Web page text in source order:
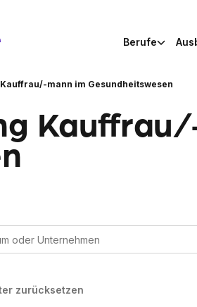
Berufe
Kauffrau/-mann im Gesundheitswesen
zurücksetzen